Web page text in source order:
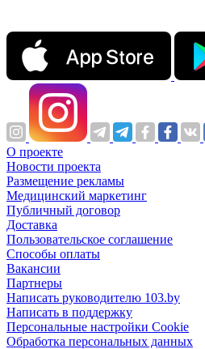
О проекте
Новости проекта
Размещение рекламы
Медицинский маркетинг
Публичный договор
Доставка
Пользовательское соглашение
Способы оплаты
Вакансии
Партнеры
Написать руководителю 103.by
Написать в поддержку
Персональные настройки Cookie
Обработка персональных данных